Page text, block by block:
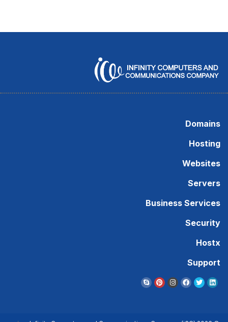
Domains
Hosting
Websites
Servers
Business Services
Security
Hostx
Support